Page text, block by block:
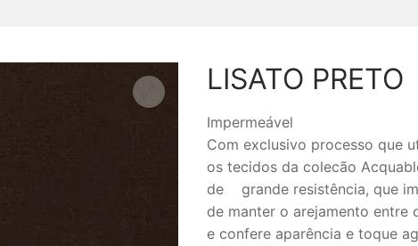
LISATO PRETO
Impermeável
Com exclusivo processo que
os tecidos da colecão
de grande resistência, que
de manter o arejamento
e confere aparência e toque